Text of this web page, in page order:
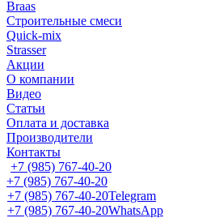
Braas
Строительные смеси
Quick-mix
Strasser
Акции
О компании
Видео
Статьи
Оплата и доставка
Производители
Контакты
+7 (985) 767-40-20
+7 (985) 767-40-20
+7 (985) 767-40-20Telegram
+7 (985) 767-40-20WhatsApp